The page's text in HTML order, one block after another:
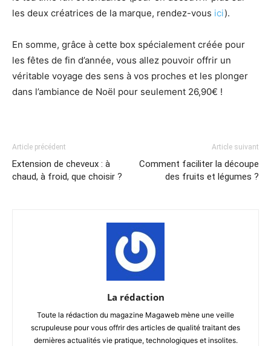
les deux créatrices de la marque, rendez-vous ici).
En somme, grâce à cette box spécialement créée pour
les fêtes de fin d’année, vous allez pouvoir offrir un
véritable voyage des sens à vos proches et les plonger
dans l’ambiance de Noël pour seulement 26,90€ !
Article précédent
Extension de cheveux : à
chaud, à froid, que choisir ?
Article suivant
Comment faciliter la découpe
des fruits et légumes ?
La rédaction
Toute la rédaction du magazine Magaweb mène une veille
scrupuleuse pour vous offrir des articles de qualité traitant des
dernières actualités vie pratique, technologiques et insolites.